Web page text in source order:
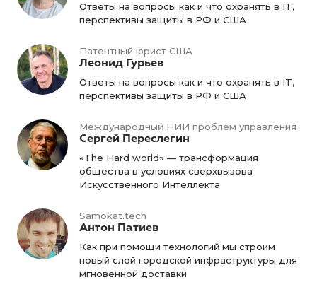
Ответы на вопросы как и что охранять в IT,
перспективы защиты в РФ и США
Патентный юрист США
Леонид Гурьев
Ответы на вопросы как и что охранять в IT,
перспективы защиты в РФ и США
Международный НИИ проблем управления
Сергей Переслегин
«The Hard world» — трансформация
общества в условиях сверхвызова
Искусственного Интеллекта
Samokat.tech
Антон Патиев
Как при помощи технологий мы строим
новый слой городской инфраструктуры для
мгновенной доставки